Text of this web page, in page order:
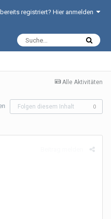
registriert? Hier anmelden
Alle Aktivitäten
Folgen diesem Inhalt 0